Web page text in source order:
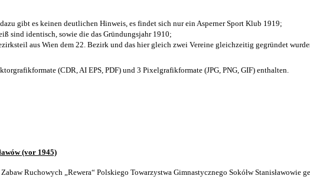
gibt es keinen deutlichen Hinweis, es findet sich nur ein Asperner Sport Klub 1919;
sind identisch, sowie die das Gründungsjahr 1910;
aus Wien dem 22. Bezirk und das hier gleich zwei Vereine gleichzeitig gegründet
(CDR, AI EPS, PDF) und 3 Pixelgrafikformate (JPG, PNG, GIF) enthalten.
(vor 1945)
Ruchowych „Rewera“ Polskiego Towarzystwa Gimnastycznego Sokółw Stanisławowie